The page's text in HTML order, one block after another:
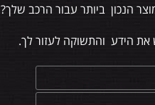
הנכון ביותר עבור הרכב שלך?
את הידע והתשוקה לעזור לך.